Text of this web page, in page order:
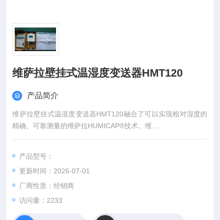
维萨拉壁挂式温湿度变送器HMT120
产品简介
维萨拉壁挂式温湿度变送器HMT120融合了可以实现相对湿度的
精确、可靠测量的维萨拉HUMICAP®技术。维
萨拉HUMICAP®可以抵御灰尘和大部分化学制品的影响。
产品型号：
更新时间：2026-07-01
厂商性质：经销商
访问量：2233